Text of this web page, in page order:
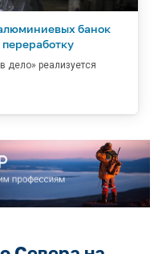
банок
дело» реализуется